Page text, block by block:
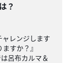
？
ャレンジします
すか？』
呂布カルマ＆